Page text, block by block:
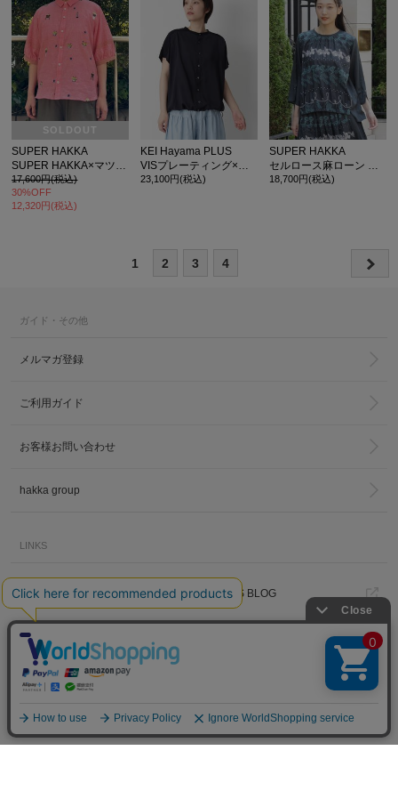
SOLDOUT
SUPER HAKKA
SUPER HAKKA×マツモトヨーコ 先染めシャンブレー「Lovely things」刺繍ブラウス
17,600円(税込)
30%OFF
12,320円(税込)
KEI Hayama PLUS
VISプレーティング×ソフトローンドルマンブラウス
23,100円(税込)
SUPER HAKKA
セルロース麻ローン バードフラワー刺繍ブラウス
18,700円(税込)
1 2 3 4
ガイド・その他
メルマガ登録
ご利用ガイド
お客様お問い合わせ
hakka group
LINKS
トータルディレクター
葉山啓子のブログ
PRESS BLOG
Madu BLOG
Hakka Online Shopギフトラッピ